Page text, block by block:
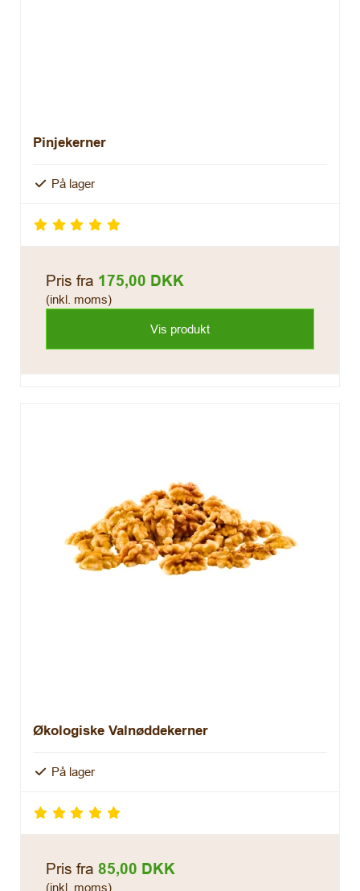
Pinjekerner
På lager
Pris fra 175,00 DKK
(inkl. moms)
Vis produkt
Økologiske Valnøddekerner
På lager
Pris fra 85,00 DKK
(inkl. moms)